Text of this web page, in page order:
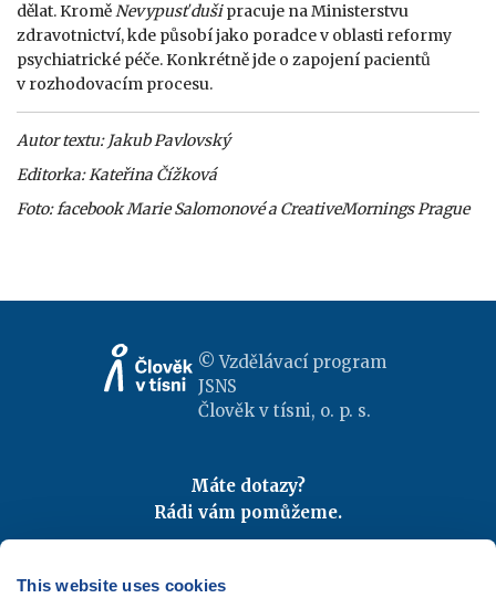
This website uses cookies
dělat. KroměNevypusť dušipracuje na Ministerstvu
zdravotnictví, kde působí jako poradce v oblasti reformy
psychiatrické péče. Konkrétně jde o zapojení pacientů
v rozhodovacím procesu.
Autor textu: Jakub Pavlovský
Editorka: Kateřina Čížková
Foto: facebook Marie Salomonové a CreativeMornings Prague
© Vzdělávací program
JSNS
Člověk v tísni, o. p. s.
Máte dotazy?
Rádi vám pomůžeme.
Odebírejte newslettery